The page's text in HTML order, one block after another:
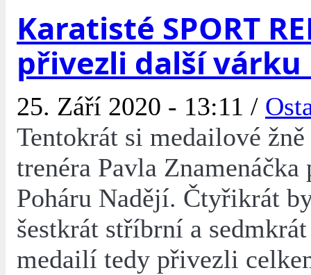
Karatisté SPORT
přivezli další
25. Září 2020 - 13:11 /
Tentokrát si medailové
trenéra Pavla
Poháru Nadějí. Čtyřikrát
šestkrát stříbrní a
medailí tedy přivezli